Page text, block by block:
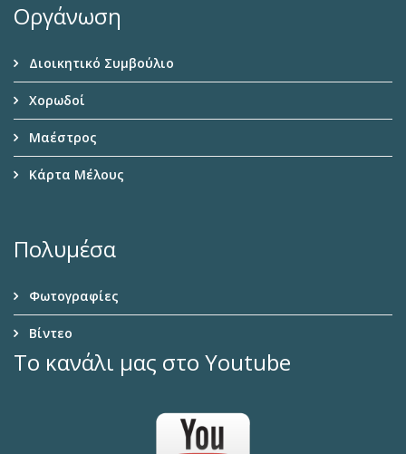
Οργάνωση
Διοικητικό Συμβούλιο
Χορωδοί
Μαέστρος
Κάρτα Μέλους
Πολυμέσα
Φωτογραφίες
Βίντεο
Το κανάλι μας στο Youtube